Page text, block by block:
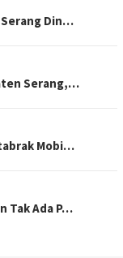
Din…
Serang,…
Mobi…
Tak Ada P…